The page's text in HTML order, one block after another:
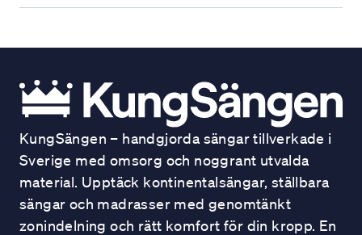
KungSängen – handgjorda sängar tillverkade i
Sverige med omsorg och noggrant utvalda
material. Upptäck kontinentalsängar, ställbara
sängar och madrasser med genomtänkt
zonindelning och rätt komfort för din kropp. En